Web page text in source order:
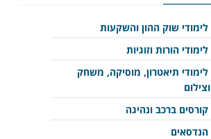
לימודי שוק ההון והשקעות
לימודי הורות וזוגיות
לימודי תיאטרון, מוסיקה, משחק
וצילום
קורסים ברכב ונהיגה
הנדסאים